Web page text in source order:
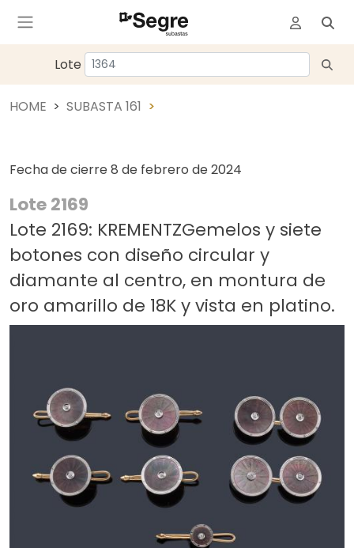
Lote
HOME SUBASTA 161
Fecha de cierre 8 de febrero de 2024
Lote 2169
Lote 2169: KREMENTZGemelos y siete
botones con diseño circular y
diamante al centro, en montura de
oro amarillo de 18K y vista en platino.